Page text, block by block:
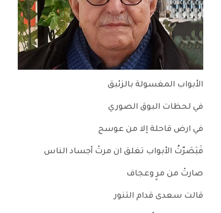
الأبواب المغسولة بالزئبق
في لحظات البوق الصوري
في ارض قاحلة إلا من عوسج
فَبَصَرّتُ الأبواب تغلق ان مرتْ أجساد الناس
صارتْ من مرٍ وعجاف
قالت سعدى قدام التنور